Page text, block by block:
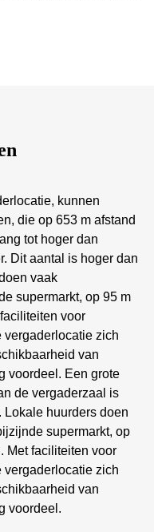
kunnen
die op 653 m afstand
tot hoger dan
Dit aantal is hoger dan
vaak
supermarkt, op 95 m
voor
zich
van
voordeel. Een grote
de vergaderzaal is
Lokale huurders doen
supermarkt, op
Met faciliteiten voor
zich
van
voordeel.